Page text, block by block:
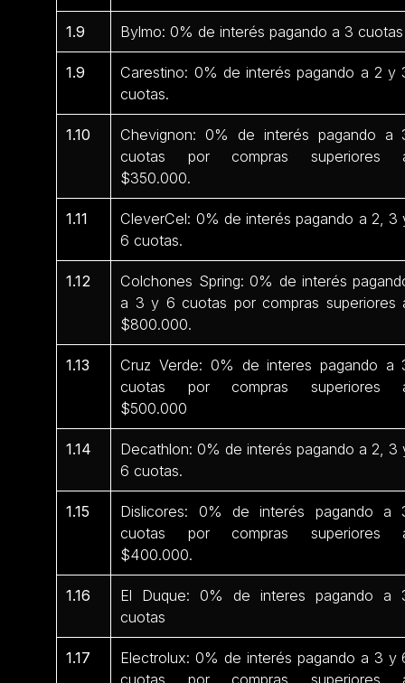
1.9 Bylmo: 0% de interés pagando a 3 cuotas
1.9
Carestino: 0% de interés pagando a 2 y
cuotas.
1.10
Chevignon: 0% de interés pagando a
cuotas por compras superiores
$350.000.
1.11
CleverCel: 0% de interés pagando a 2, 3
6 cuotas.
1.12
Colchones Spring: 0% de interés
a 3 y 6 cuotas por compras superiores
$800.000.
1.13
Cruz Verde: 0% de interes pagando a
cuotas por compras superiores
$500.000
1.14
Decathlon: 0% de interés pagando a 2, 3
6 cuotas.
1.15
Dislicores: 0% de interés pagando a
cuotas por compras superiores
$400.000.
1.16
El Duque: 0% de interes pagando a
cuotas
1.17
Electrolux: 0% de interés pagando a 3 y